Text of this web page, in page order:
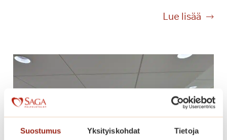
Suostumus Yksityiskohdat Tietoja
a
m
n
Lue lisää
O
s
o
ä